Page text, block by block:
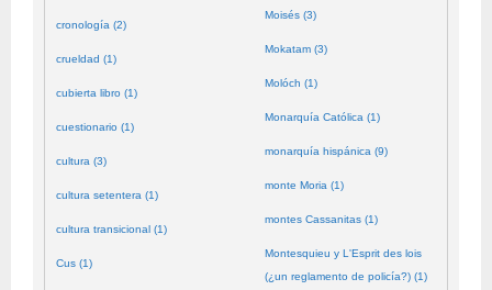
cronología (2)
crueldad (1)
cubierta libro (1)
cuestionario (1)
cultura (3)
cultura setentera (1)
cultura transicional (1)
Cus (1)
Moisés (3)
Mokatam (3)
Molóch (1)
Monarquía Católica (1)
monarquía hispánica (9)
monte Moria (1)
montes Cassanitas (1)
Montesquieu y L'Esprit des lois
(¿un reglamento de policía?) (1)